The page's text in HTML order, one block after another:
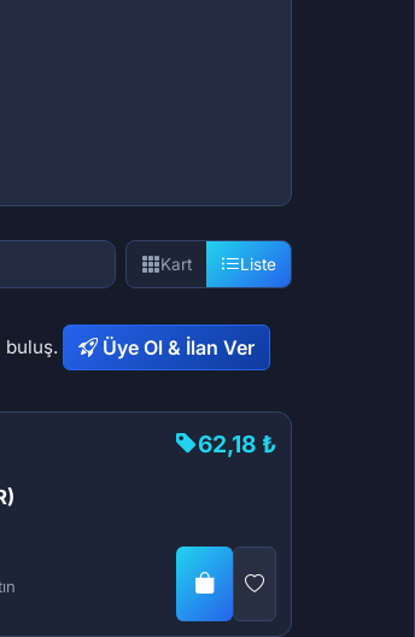
Kart Liste
buluş. Üye Ol & İlan Ver
62,18 ₺